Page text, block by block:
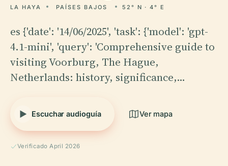
LA HAYA PAÍSES BAJOS 52° N · 4° E
es {'date': '14/06/2025', 'task': {'model': 'gpt-
4.1-mini', 'query': 'Comprehensive guide to
visiting Voorburg, The Hague,
Netherlands: history, significance,…
Escuchar audioguía Ver mapa
Verificado April 2026